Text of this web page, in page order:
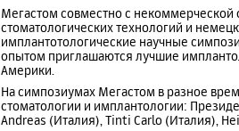
Мегастом совместно с
стоматологических технологий и
имплантотологические научные
опытом приглашаются лучшие
Америки.
На симпозиумах Мегастом в разное
стоматологии и имплантологии:
Andreas (Италия), Tinti Carlo (Италия),